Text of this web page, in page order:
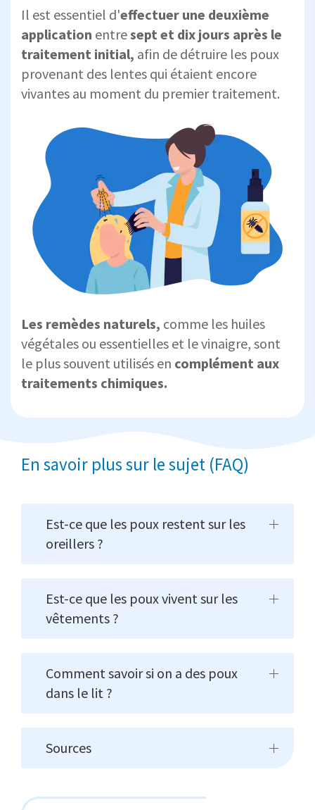
Il est essentiel d'effectuer une deuxième
application entresept et dix jours après le
traitement initial, afin de détruire les poux
provenant des lentes qui étaient encore
vivantes au moment du premier traitement.
Les remèdes naturels, comme les huiles
végétales ou essentielles et le vinaigre, sont
le plus souvent utilisés en complément aux
traitements chimiques.
En savoir plus sur le sujet (FAQ)
Est-ce que les poux restent sur les
oreillers ?
Est-ce que les poux vivent sur les
vêtements ?
Comment savoir si on a des poux
dans le lit ?
Sources